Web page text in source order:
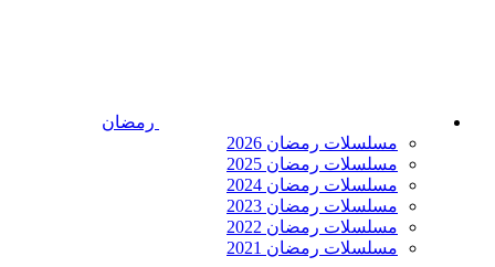
رمضان
مسلسلات رمضان 2026
مسلسلات رمضان 2025
مسلسلات رمضان 2024
مسلسلات رمضان 2023
مسلسلات رمضان 2022
مسلسلات رمضان 2021